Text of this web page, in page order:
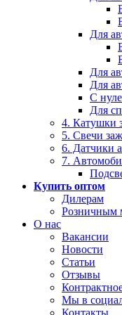
Для
Для
Для
С
Для
4. Катушки
5. Свечи
6. Датчики
7.
Купить оптом
Дилерам
Розничным
О нас
Вакансии
Новости
Статьи
Отзывы
Мы в
Контакты